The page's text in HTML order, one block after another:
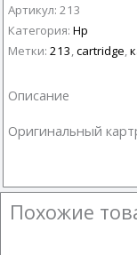
CF213A
Пурпурный
(Magenta)
Артикул: 213
Категория: Hp
Метки: 213 cartridge
Описание
Оригинальный
Похожие